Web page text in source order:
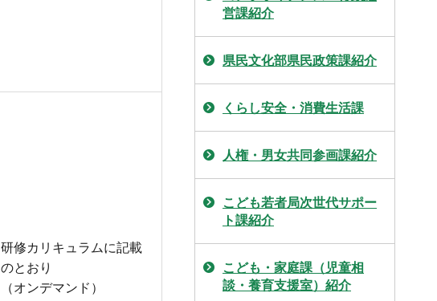
研修カリキュラムに記載
のとおり
（オンデマンド）
営課紹介
県民文化部県民政策課紹介
くらし安全・消費生活課
人権・男女共同参画課紹介
こども若者局次世代サポー
ト課紹介
こども・家庭課（児童相
談・養育支援室）紹介